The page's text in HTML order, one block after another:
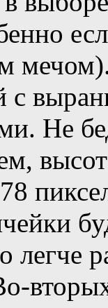
с
Не
78